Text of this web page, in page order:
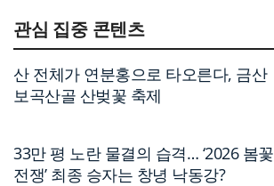
관심 집중 콘텐츠
산 전체가 연분홍으로 타오른다, 금산
보곡산골 산벚꽃 축제
33만 평 노란 물결의 습격… ‘2026 봄꽃
전쟁’ 최종 승자는 창녕 낙동강?